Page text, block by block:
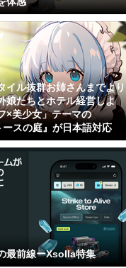
イル抜群お姉さんまでより
娘たちとホテル経営しよ
×美少女」テーマの
スの庭』が日本語対応
最前線ーXsolla特集